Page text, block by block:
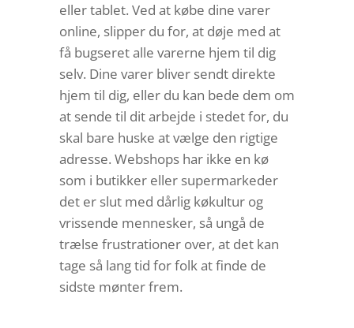
eller tablet. Ved at købe dine varer
online, slipper du for, at døje med at
få bugseret alle varerne hjem til dig
selv. Dine varer bliver sendt direkte
hjem til dig, eller du kan bede dem om
at sende til dit arbejde i stedet for, du
skal bare huske at vælge den rigtige
adresse. Webshops har ikke en kø
som i butikker eller supermarkeder
det er slut med dårlig køkultur og
vrissende mennesker, så ungå de
trælse frustrationer over, at det kan
tage så lang tid for folk at finde de
sidste mønter frem.